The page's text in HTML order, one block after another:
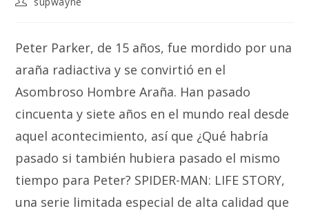
Peter Parker, de 15 años, fue mordido por una
araña radiactiva y se convirtió en el
Asombroso Hombre Araña. Han pasado
cincuenta y siete años en el mundo real desde
aquel acontecimiento, así que ¿Qué habría
pasado si también hubiera pasado el mismo
tiempo para Peter? SPIDER-MAN: LIFE STORY,
una serie limitada especial de alta calidad que